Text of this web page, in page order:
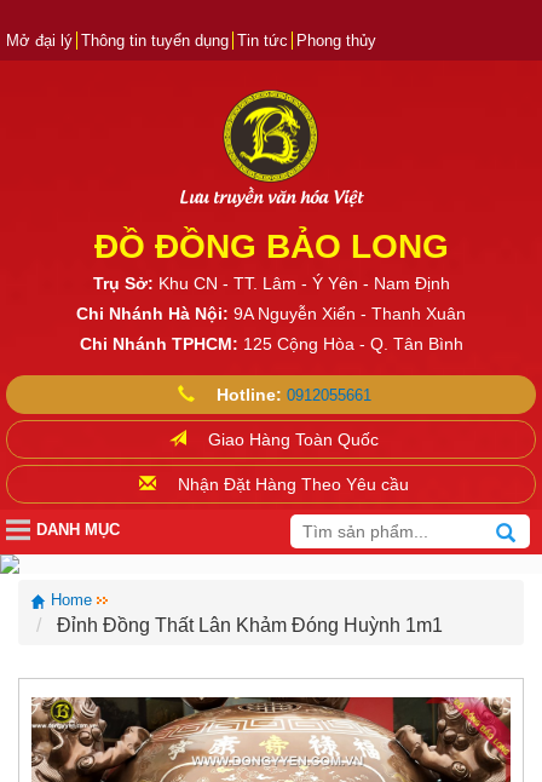
Mở đại lý Thông tin tuyển dụng Tin tức Phong thủy
Lưu truyền văn hóa Việt
ĐỒ ĐỒNG BẢO LONG
Trụ Sở: Khu CN - TT. Lâm - Ý Yên - Nam Định
Chi Nhánh Hà Nội: 9A Nguyễn Xiển - Thanh Xuân
Chi Nhánh TPHCM: 125 Cộng Hòa - Q. Tân Bình
Hotline: 0912055661
Giao Hàng Toàn Quốc
Nhận Đặt Hàng Theo Yêu cầu
DANH MỤC
Home
Đỉnh Đồng Thất Lân Khảm Đóng Huỳnh 1m1